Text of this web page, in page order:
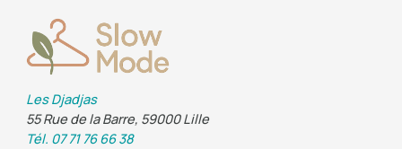
Les Djadjas
55 Rue de la Barre, 59000 Lille
Tél. 07 71 76 66 38